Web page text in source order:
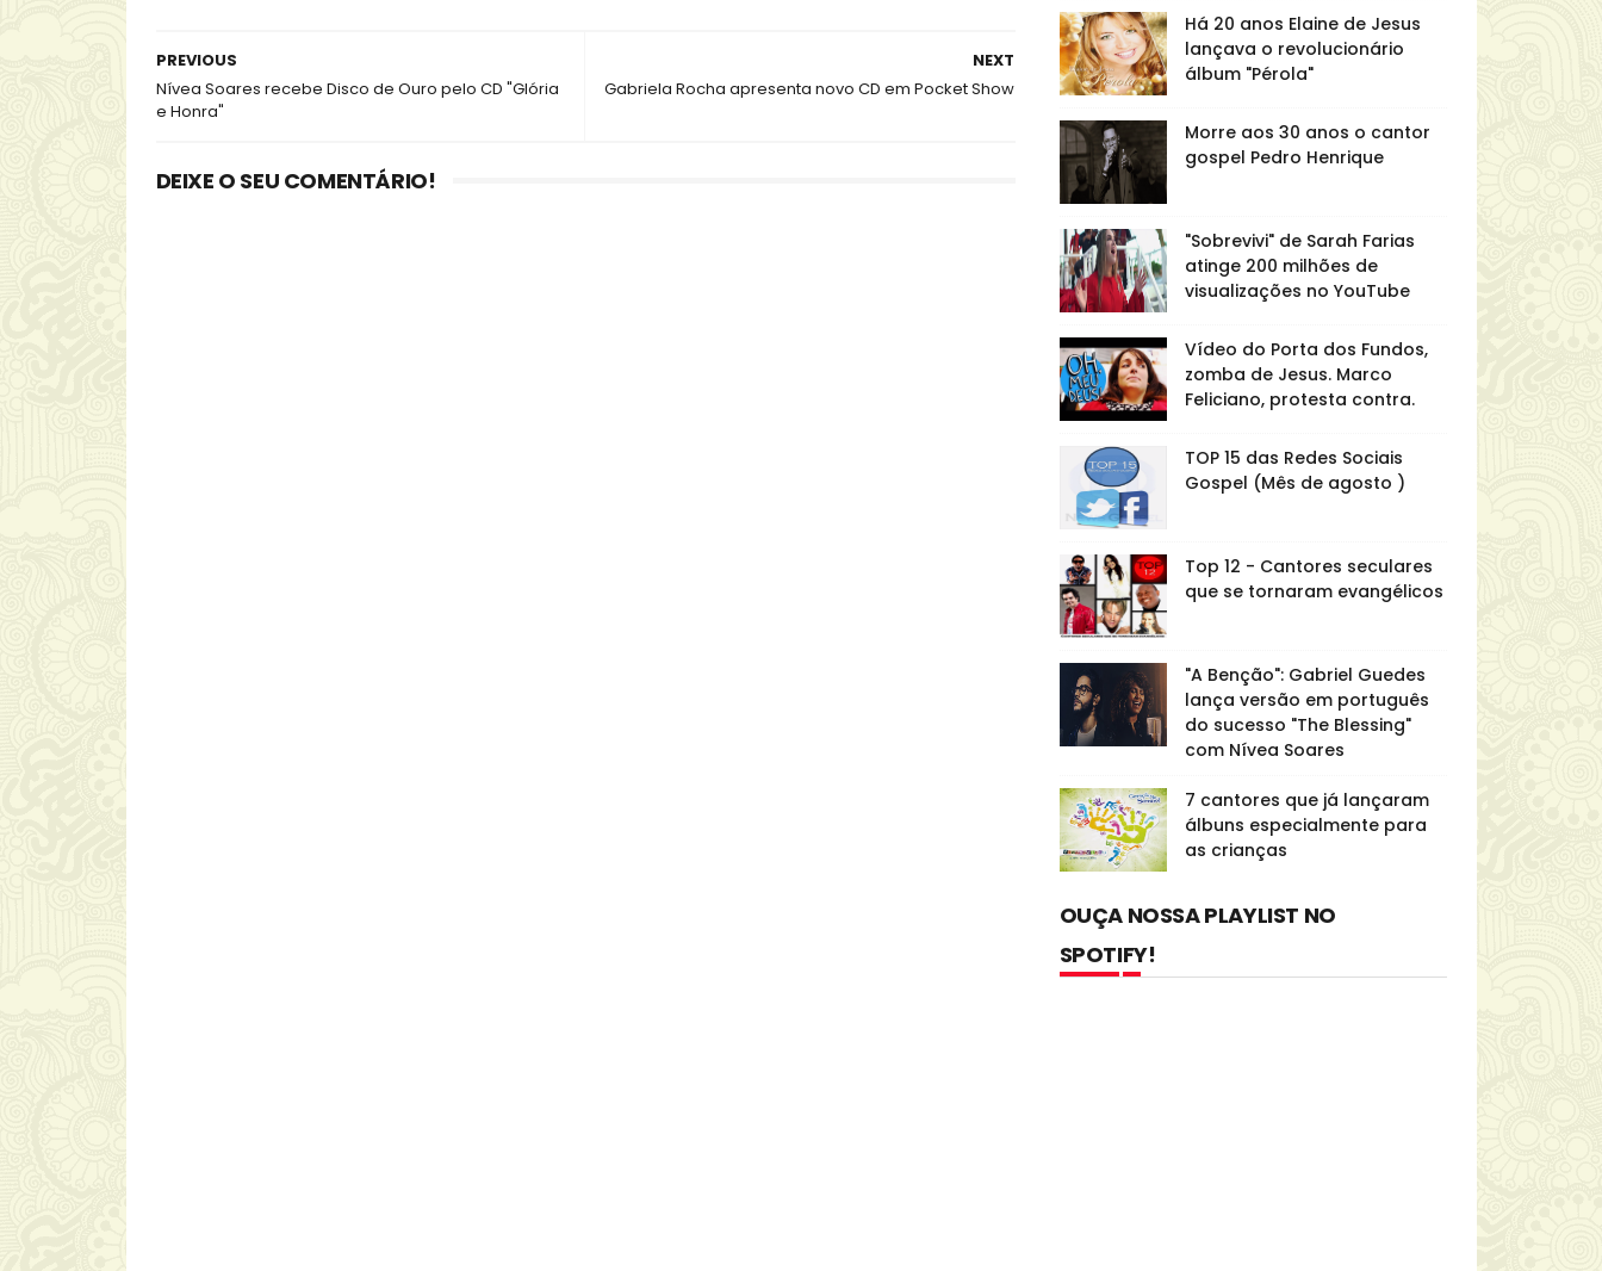
NEXT
Gabriela Rocha apresenta novo CD em Pocket Show
PREVIOUS
Nívea Soares recebe Disco de Ouro pelo CD "Glória
e Honra"
DEIXE O SEU COMENTÁRIO!
Há 20 anos Elaine de Jesus
lançava o revolucionário
álbum "Pérola"
Morre aos 30 anos o cantor
gospel Pedro Henrique
"Sobrevivi" de Sarah Farias
atinge 200 milhões de
visualizações no YouTube
Vídeo do Porta dos Fundos,
zomba de Jesus. Marco
Feliciano, protesta contra.
TOP 15 das Redes Sociais
Gospel (Mês de agosto )
Top 12 - Cantores seculares
que se tornaram evangélicos
"A Benção": Gabriel Guedes
lança versão em português
do sucesso "The Blessing"
com Nívea Soares
7 cantores que já lançaram
álbuns especialmente para
as crianças
OUÇA NOSSA PLAYLIST NO
SPOTIFY!